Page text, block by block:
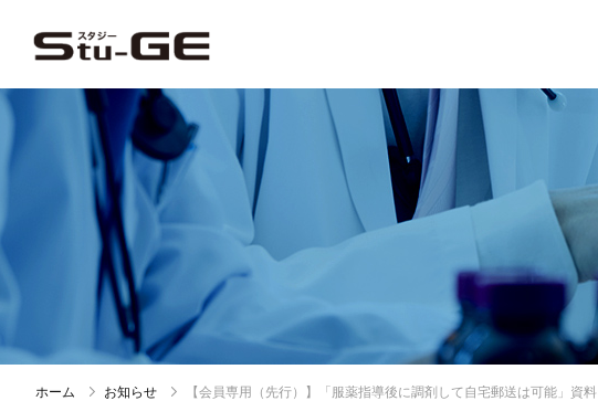
ホーム お知らせ 【会員専用（先行）】「服薬指導後に調剤して自宅郵送は可能」資